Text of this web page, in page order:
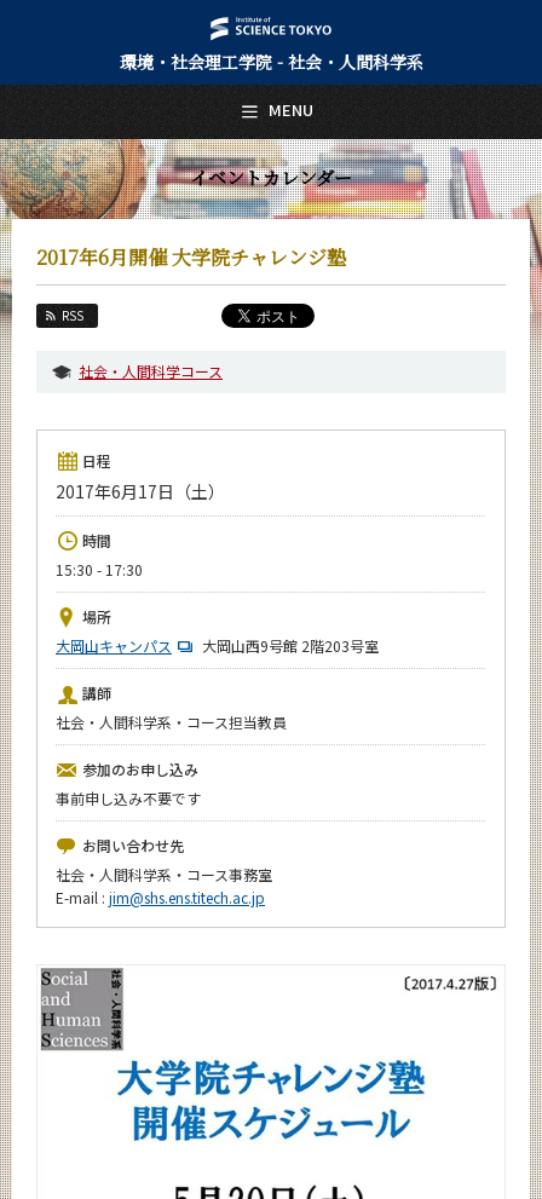
環境・社会理工学院 - 社会・人間科学系
イベントカレンダー
2017年6月開催 大学院チャレンジ塾
RSS
社会・人間科学コース
日程
2017年6月17日（土）
時間
15:30 - 17:30
場所
大岡山キャンパス
大岡山西9号館 2階203号室
講師
社会・人間科学系・コース担当教員
参加のお申し込み
事前申し込み不要です
お問い合わせ先
社会・人間科学系・コース事務室
E-mail : jim@shs.ens.titech.ac.jp
MENU
日本語 English
トップページ
Top Page
社会・人間科学系について
About Us
Education
入学案内
Admissions
社会・人間科学系 News
イベントカレンダー
Event Calendar
今後のイベント
今後の課程別イベント
年別アーカイブ
サイト構成
系詳細情報